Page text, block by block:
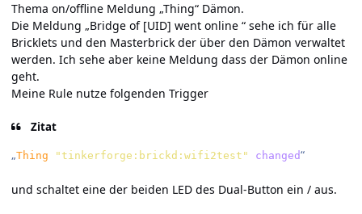
Thema on/offline Meldung „Thing“ Dämon.
Die Meldung „Bridge of [UID] went online “ sehe ich für alle
Bricklets und den Masterbrick der über den Dämon verwaltet
werden. Ich sehe aber keine Meldung dass der Dämon online
geht.
Meine Rule nutze folgenden Trigger
Zitat
„Thing "tinkerforge:brickd:wifi2test" changed“
und schaltet eine der beiden LED des Dual-Button ein / aus.